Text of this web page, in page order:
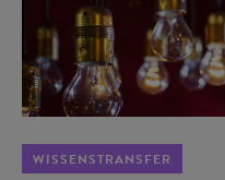
WISSENSTRANSFER